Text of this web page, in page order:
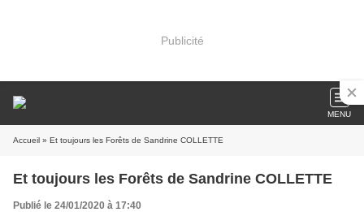
Publicité
MENU
Accueil » Et toujours les Forêts de Sandrine COLLETTE
Et toujours les Forêts de Sandrine COLLETTE
Publié le 24/01/2020 à 17:40